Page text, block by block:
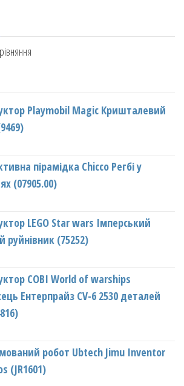
Playmobil Magic Кришталевий
пірамідка Chicco Регбі у
(07905.00)
LEGO Star wars Імперський
руйнівник (75252)
COBI World of warships
Ентерпрайз CV-6 2530 деталей
робот Ubtech Jimu Inventor
(JR1601)